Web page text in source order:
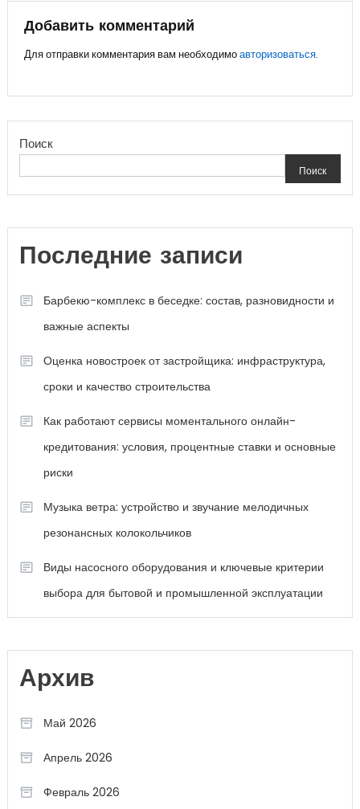
записям
Добавить комментарий
Для отправки комментария вам необходимоавторизоваться.
Поиск
Поиск
Последние записи
Барбекю-комплекс в беседке: состав, разновидности и
важные аспекты
Оценка новостроек от застройщика: инфраструктура,
сроки и качество строительства
Как работают сервисы моментального онлайн-
кредитования: условия, процентные ставки и основные
риски
Музыка ветра: устройство и звучание мелодичных
резонансных колокольчиков
Виды насосного оборудования и ключевые критерии
выбора для бытовой и промышленной эксплуатации
Архив
Май 2026
Апрель 2026
Февраль 2026